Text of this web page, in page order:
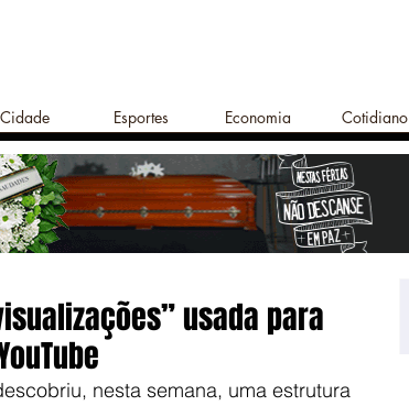
Cidade Esportes Economia Cotidiano
usada para
nesta semana, uma estrutura